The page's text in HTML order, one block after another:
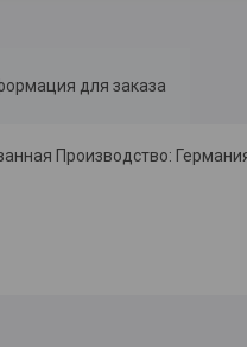
для заказа
Производство: